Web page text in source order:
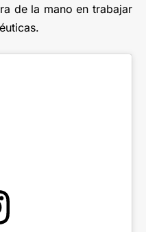
de la mano en trabajar